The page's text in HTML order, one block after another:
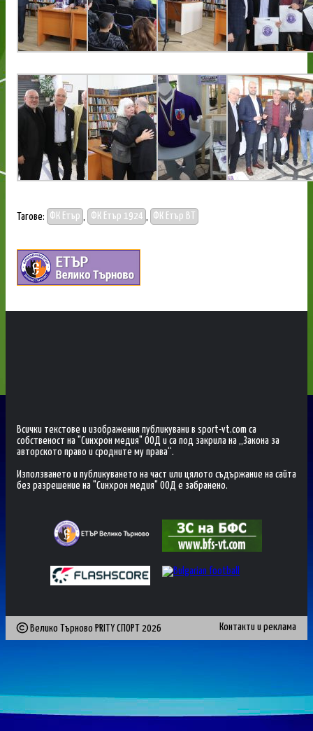
Тагове: ФК Етър ФК Етър 1924 ФК Етър ВТ
Всички текстове и изображения публикувани в sport-vt.com са
собственост на "Синхрон медия" ООД и са под закрила на „Закона за
авторското право и сродните му права“.
Използването и публикуването на част или цялото съдържание на сайта
без разрешение на "Синхрон медия" ООД е забранено.
Велико Търново PRITY СПОРТ 2026 Контакти и реклама